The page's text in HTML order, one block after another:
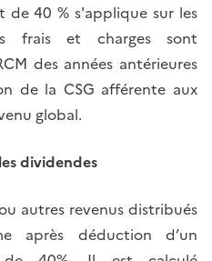
de 40 % s'applique sur les
frais et charges sont
des années antérieures
de la CSG afférente aux
global.
dividendes
autres revenus distribués
après déduction d’un